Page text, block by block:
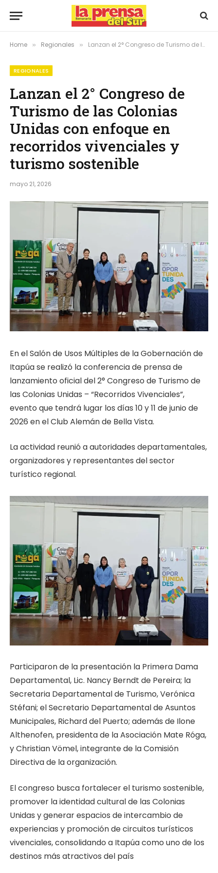
Home » Regionales » Lanzan el 2° Congreso de Turismo de las Colonias Unidas con enfoque en recorridos vivenciales y turismo sostenible
REGIONALES
Lanzan el 2° Congreso de
Turismo de las Colonias
Unidas con enfoque en
recorridos vivenciales y
turismo sostenible
mayo 21, 2026
En el Salón de Usos Múltiples de la Gobernación de
Itapúa se realizó la conferencia de prensa de
lanzamiento oficial del 2° Congreso de Turismo de
las Colonias Unidas – “Recorridos Vivenciales”,
evento que tendrá lugar los días 10 y 11 de junio de
2026 en el Club Alemán de Bella Vista.
La actividad reunió a autoridades departamentales,
organizadores y representantes del sector
turístico regional.
Participaron de la presentación la Primera Dama
Departamental, Lic. Nancy Berndt de Pereira; la
Secretaria Departamental de Turismo, Verónica
Stéfani; el Secretario Departamental de Asuntos
Municipales, Richard del Puerto; además de Ilone
Althenofen, presidenta de la Asociación Mate Róga,
y Christian Vömel, integrante de la Comisión
Directiva de la organización.
El congreso busca fortalecer el turismo sostenible,
promover la identidad cultural de las Colonias
Unidas y generar espacios de intercambio de
experiencias y promoción de circuitos turísticos
vivenciales, consolidando a Itapúa como uno de los
destinos más atractivos del país